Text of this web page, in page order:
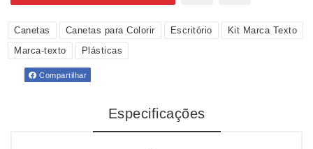
Canetas Canetas para Colorir Escritório
Kit Marca Texto
Marca-texto
Plásticas
Compartilhar
Especificações